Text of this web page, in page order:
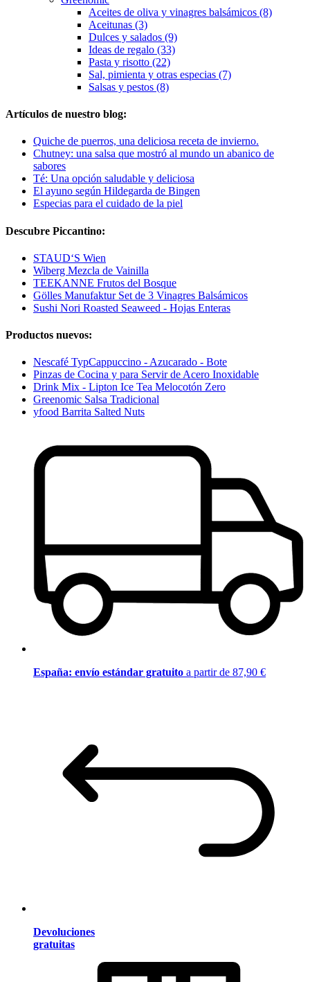
Aceites de oliva y vinagres balsámicos (8)
Aceitunas (3)
Dulces y salados (9)
Ideas de regalo (33)
Pasta y risotto (22)
Sal, pimienta y otras especias (7)
Salsas y pestos (8)
Artículos de nuestro blog:
Quiche de puerros, una deliciosa receta de invierno.
Chutney: una salsa que mostró al mundo un abanico de
sabores
Té: Una opción saludable y deliciosa
El ayuno según Hildegarda de Bingen
Especias para el cuidado de la piel
Descubre Piccantino:
STAUD‘S Wien
Wiberg Mezcla de Vainilla
TEEKANNE Frutos del Bosque
Gölles Manufaktur Set de 3 Vinagres Balsámicos
Sushi Nori Roasted Seaweed - Hojas Enteras
Productos nuevos:
Nescafé TypCappuccino - Azucarado - Bote
Pinzas de Cocina y para Servir de Acero Inoxidable
Drink Mix - Lipton Ice Tea Melocotón Zero
Greenomic Salsa Tradicional
yfood Barrita Salted Nuts
España: envío estándar gratuito a partir de 87,90 €
Devoluciones
gratuitas